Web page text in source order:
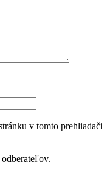
v tomto prehliadači